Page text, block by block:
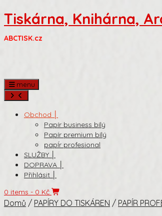
Skip
to
content
Tiskárna, Knihárna,
ABCTISK.cz
menu
Obchod │
Papír business bílý
Papír premium bílý
papÍr profesional
SLUŽBY │
DOPRAVA │
Přihlásit │
0 items - 0 Kč
Domů / PAPÍRY DO TISKÁREN / PAPÍR